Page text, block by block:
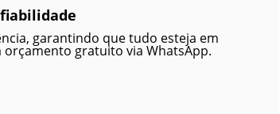
garantindo que tudo esteja em
gratuito via WhatsApp.